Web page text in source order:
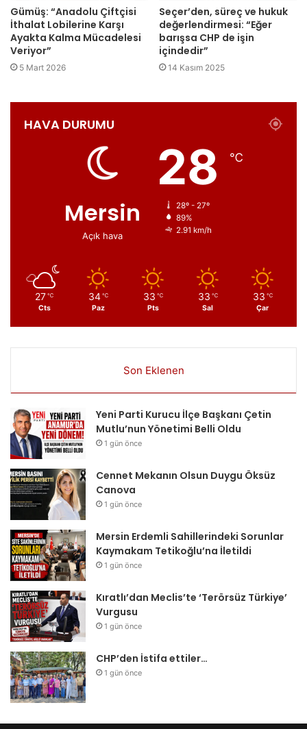
Gümüş: “Anadolu Çiftçisi
İthalat Lobilerine Karşı
Ayakta Kalma Mücadelesi
Veriyor”
5 Mart 2026
Seçer’den, süreç ve hukuk
değerlendirmesi: “Eğer
barışsa CHP de işin
içindedir”
14 Kasım 2025
HAVA DURUMU
Mersin
Açık hava
28 ℃
28º - 27º
89%
2.91 km/h
27 ℃
Cts
34 ℃
Paz
33 ℃
Pts
33 ℃
Sal
33 ℃
Çar
Son Eklenen
Yeni Parti Kurucu İlçe Başkanı Çetin
Mutlu’nun Yönetimi Belli Oldu
1 gün önce
Cennet Mekanın Olsun Duygu Öksüz
Canova
1 gün önce
Mersin Erdemli Sahillerindeki Sorunlar
Kaymakam Tetikoğlu’na İletildi
1 gün önce
Kıratlı’dan Meclis’te ‘Terörsüz Türkiye’
Vurgusu
1 gün önce
CHP’den İstifa ettiler…
1 gün önce